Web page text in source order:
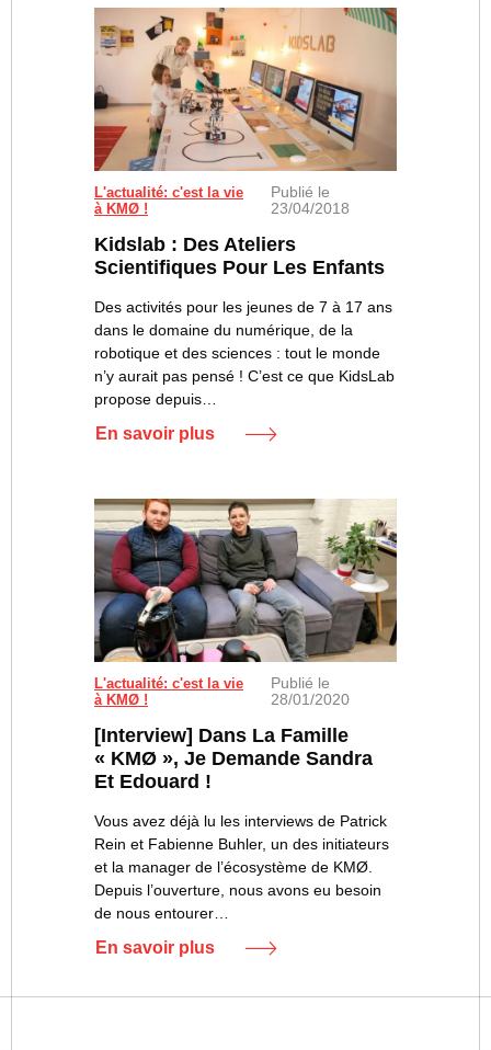
L'actualité: c'est la vie
à KMØ !
Publié le
23/04/2018
Kidslab : Des Ateliers
Scientifiques Pour Les Enfants
Des activités pour les jeunes de 7 à 17 ans
dans le domaine du numérique, de la
robotique et des sciences : tout le monde
n’y aurait pas pensé ! C’est ce que KidsLab
propose depuis…
En savoir plus
L'actualité: c'est la vie
à KMØ !
Publié le
28/01/2020
[Interview] Dans La Famille
« KMØ », Je Demande Sandra
Et Edouard !
Vous avez déjà lu les interviews de Patrick
Rein et Fabienne Buhler, un des initiateurs
et la manager de l’écosystème de KMØ.
Depuis l’ouverture, nous avons eu besoin
de nous entourer…
En savoir plus